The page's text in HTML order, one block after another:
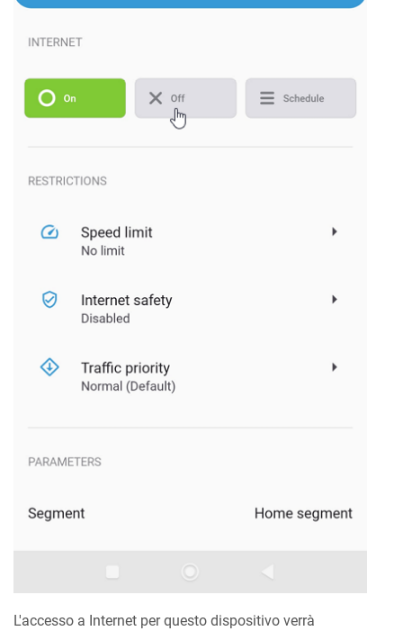
L'accesso a Internet per questo dispositivo verrà